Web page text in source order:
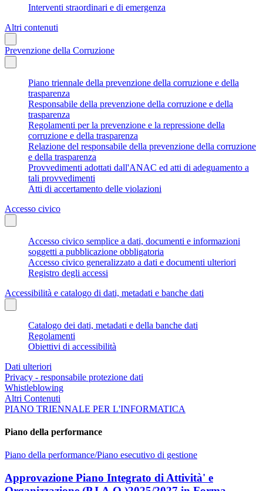
Interventi straordinari e di emergenza
Altri contenuti
Prevenzione della Corruzione
Piano triennale della prevenzione della corruzione e della
trasparenza
Responsabile della prevenzione della corruzione e della
trasparenza
Regolamenti per la prevenzione e la repressione della
corruzione e della trasparenza
Relazione del responsabile della prevenzione della corruzione
e della trasparenza
Provvedimenti adottati dall'ANAC ed atti di adeguamento a
tali provvedimenti
Atti di accertamento delle violazioni
Accesso civico
Accesso civico semplice a dati, documenti e informazioni
soggetti a pubblicazione obbligatoria
Accesso civico generalizzato a dati e documenti ulteriori
Registro degli accessi
Accessibilità e catalogo di dati, metadati e banche dati
Catalogo dei dati, metadati e della banche dati
Regolamenti
Obiettivi di accessibilità
Dati ulteriori
Privacy - responsabile protezione dati
Whistleblowing
Altri Contenuti
PIANO TRIENNALE PER L'INFORMATICA
Piano della performance
Piano della performance/Piano esecutivo di gestione
Approvazione Piano Integrato di Attività' e